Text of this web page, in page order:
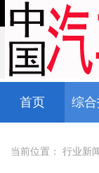
首页 综
当前位置： 行业新